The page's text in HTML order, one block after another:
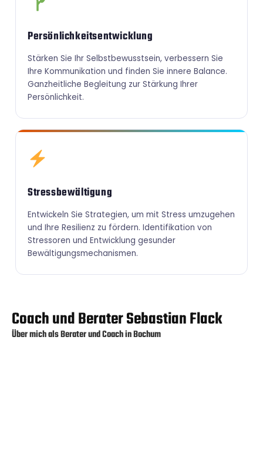
Persönlichkeitsentwicklung
Stärken Sie Ihr Selbstbewusstsein, verbessern Sie
Ihre Kommunikation und finden Sie innere Balance.
Ganzheitliche Begleitung zur Stärkung Ihrer
Persönlichkeit.
Stressbewältigung
Entwickeln Sie Strategien, um mit Stress umzugehen
und Ihre Resilienz zu fördern. Identifikation von
Stressoren und Entwicklung gesunder
Bewältigungsmechanismen.
Coach und Berater Sebastian Flack
Über mich als Berater und Coach in Bochum